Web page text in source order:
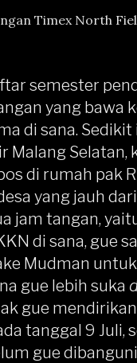
Timex North
semester
yang bawa
di sana.
Malang
di rumah pak
yang jauh
jam tangan,
di sana, gue
Mudman
gue lebih suka
gue
tanggal 9
gue